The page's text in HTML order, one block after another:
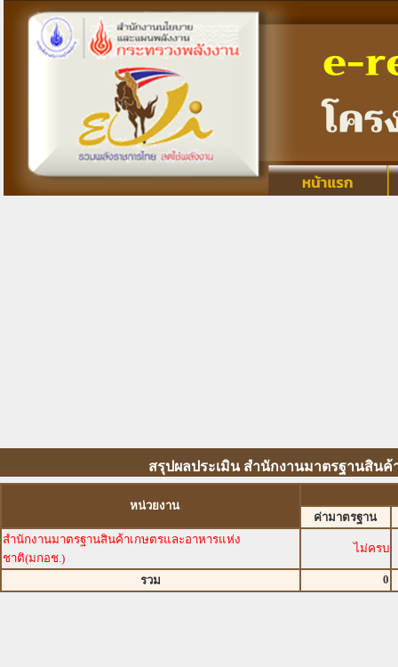
สรุปผลประเมิน สำนักงานมาตรฐานสินค้
หน่วยงาน
ค่ามาตรฐาน
สำนักงานมาตรฐานสินค้าเกษตรและอาหารแห่ง
ชาติ(มกอช.)
ไม่ครบ
รวม 0